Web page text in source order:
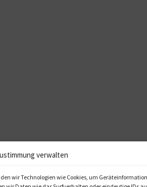
verwalten
wir Technologien wie Cookies, um